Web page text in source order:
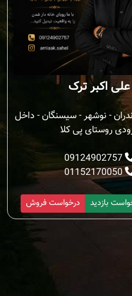
علی اکبر ترک
- نوشهر - سیسنگان - داخل
روستای پی کلا
09124902757
01152170050
درخواست فروش بازدید